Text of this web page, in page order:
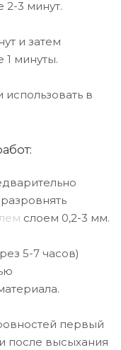
3 минут.
и затем
1 минуты.
в
слоем 0,2-3 мм.
5-7 часов)
первый
после высыхания